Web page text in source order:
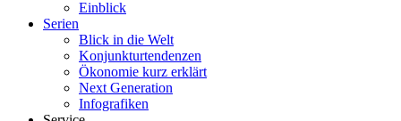
Einblick
Serien
Blick in die Welt
Konjunkturtendenzen
Ökonomie kurz erklärt
Next Generation
Infografiken